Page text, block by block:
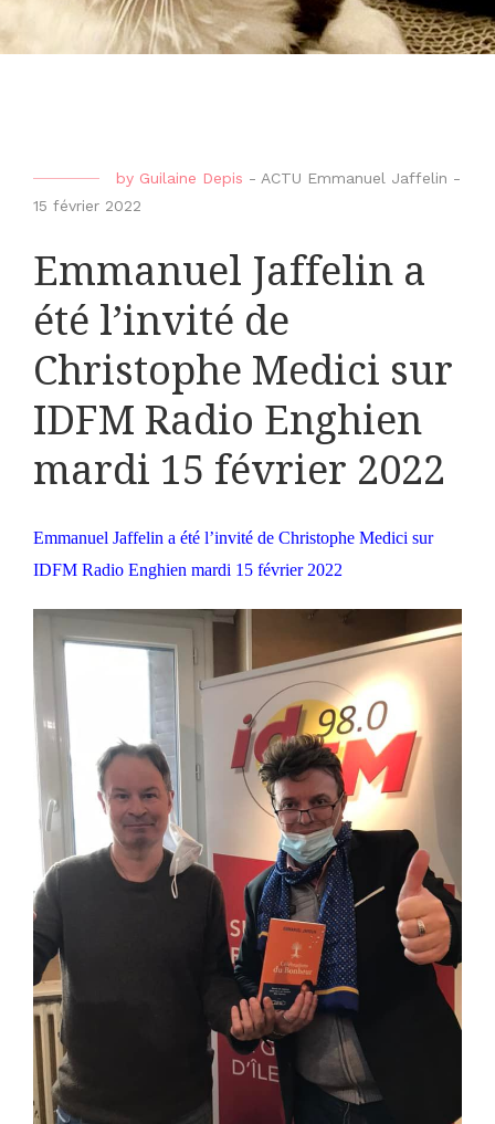
by Guilaine Depis - ACTU Emmanuel Jaffelin -
15 février 2022
Emmanuel Jaffelin a
été l’invité de
Christophe Medici sur
IDFM Radio Enghien
mardi 15 février 2022
Emmanuel Jaffelin a été l’invité de Christophe Medici sur
IDFM Radio Enghien mardi 15 février 2022